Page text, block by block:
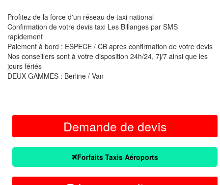
Profitez de la force d'un réseau de taxi national
Confirmation de votre devis taxi Les Billanges par SMS
rapidement
Paiement à bord : ESPECE / CB apres confirmation de votre devis
Nos conseillers sont à votre disposition 24h/24, 7j/7 ainsi que les
jours fériés
DEUX GAMMES : Berline / Van
Demande de devis
Forfaits Taxis Aéroports